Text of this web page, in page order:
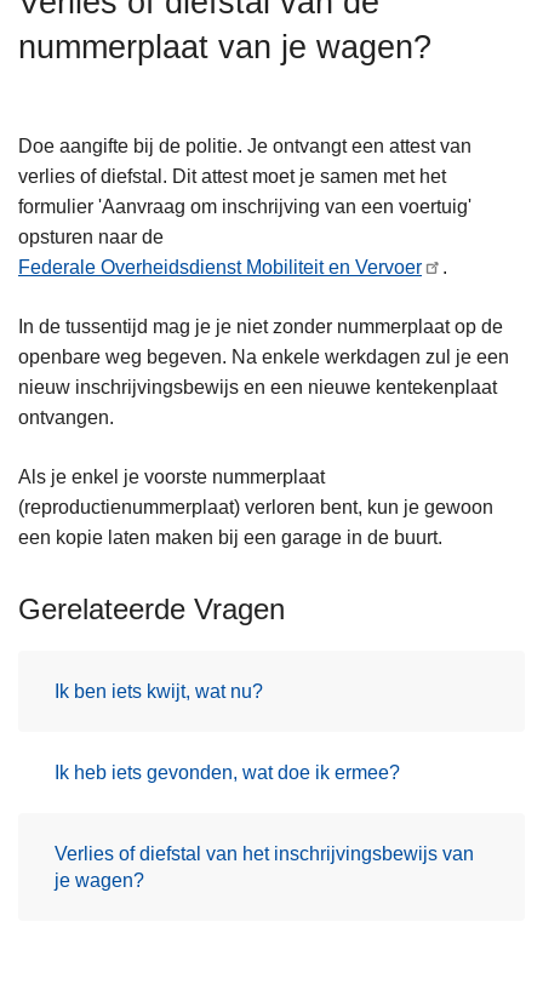
nummerplaat van je wagen?
Doe aangifte bij de politie. Je ontvangt een attest van
verlies of diefstal. Dit attest moet je samen met het
formulier 'Aanvraag om inschrijving van een voertuig'
opsturen naar de
Federale Overheidsdienst Mobiliteit en Vervoer
.
In de tussentijd mag je je niet zonder nummerplaat op de
openbare weg begeven. Na enkele werkdagen zul je een
nieuw inschrijvingsbewijs en een nieuwe kentekenplaat
ontvangen.
Als je enkel je voorste nummerplaat
(reproductienummerplaat) verloren bent, kun je gewoon
een kopie laten maken bij een garage in de buurt.
Gerelateerde Vragen
Ik ben iets kwijt, wat nu?
Ik heb iets gevonden, wat doe ik ermee?
Verlies of diefstal van het inschrijvingsbewijs van
je wagen?